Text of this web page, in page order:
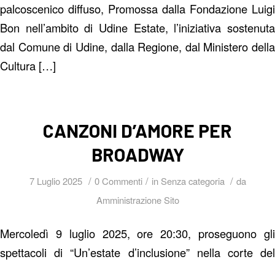
palcoscenico diffuso, Promossa dalla Fondazione Luigi
Bon nell’ambito di Udine Estate, l’iniziativa sostenuta
dal Comune di Udine, dalla Regione, dal Ministero della
Cultura […]
CANZONI D’AMORE PER
BROADWAY
7 Luglio 2025 / 0 Commenti / in Senza categoria / da
Amministrazione Sito
Mercoledì 9 luglio 2025, ore 20:30, proseguono gli
spettacoli di “Un’estate d’inclusione” nella corte del